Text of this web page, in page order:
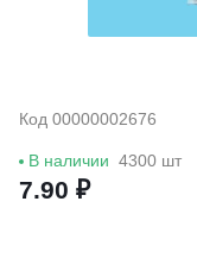
Код 00000002676
В наличии 4300 шт
7.90 ₽